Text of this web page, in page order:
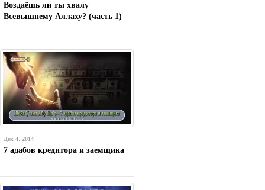
Воздаёшь ли ты хвалу
Всевышнему Аллаху? (часть 1)
Дек 4, 2014
7 адабов кредитора и заемщика